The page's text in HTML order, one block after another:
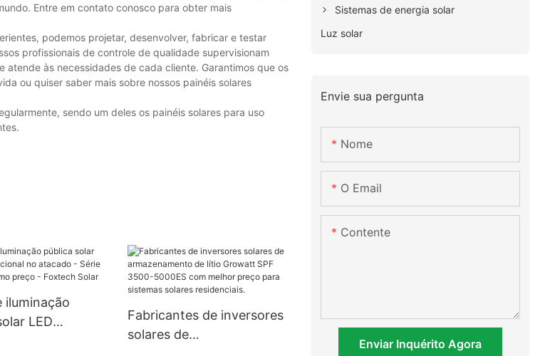
Entre em contato conosco para obter mais
podemos projetar, desenvolver, fabricar e testar
profissionais de controle de qualidade supervisionam
às necessidades de cada cliente. Garantimos que os
ou quiser saber mais sobre nossos painéis solares
sendo um deles os painéis solares para uso
iluminação
LED
Fabricantes de inversores
solares de
Sistemas de energia solar
Luz solar
Envie sua pergunta
Nome
O Email
Contente
Enviar Inquérito Agora